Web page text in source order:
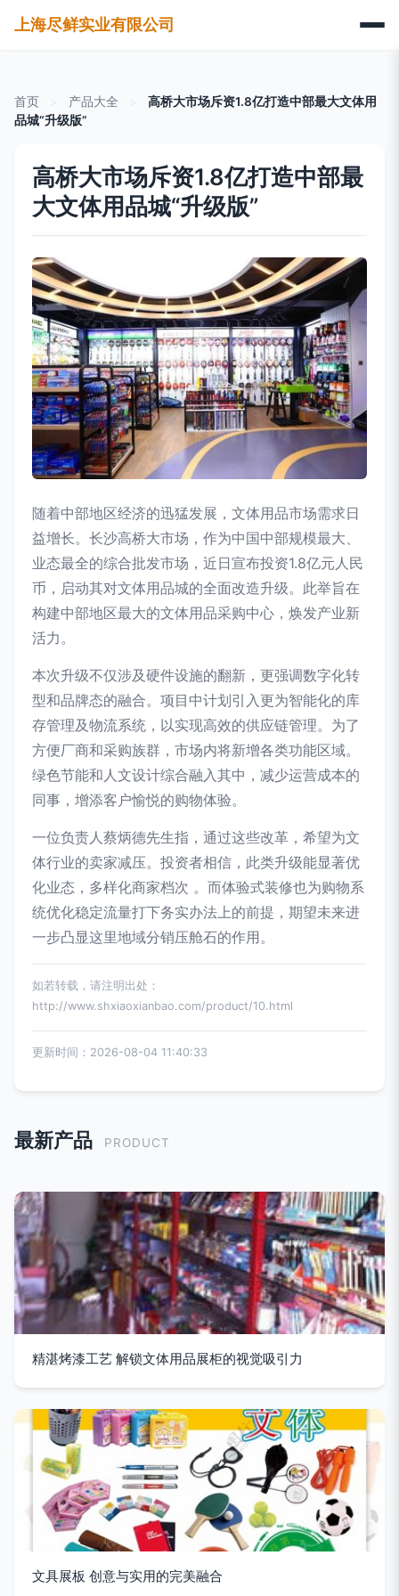
上海尽鲜实业有限公司
首页 产品大全
高桥大市场斥资1.8亿打造中部最大文体用
品城“升级版”
高桥大市场斥资1.8亿打造中部最
大文体用品城“升级版”
随着中部地区经济的迅猛发展，文体用品市场需求日
益增长。长沙高桥大市场，作为中国中部规模最大、
业态最全的综合批发市场，近日宣布投资1.8亿元人民
币，启动其对文体用品城的全面改造升级。此举旨在
构建中部地区最大的文体用品采购中心，焕发产业新
活力。
本次升级不仅涉及硬件设施的翻新，更强调数字化转
型和品牌态的融合。项目中计划引入更为智能化的库
存管理及物流系统，以实现高效的供应链管理。为了
方便厂商和采购族群，市场内将新增各类功能区域。
绿色节能和人文设计综合融入其中，减少运营成本的
同事，增添客户愉悦的购物体验。
一位负责人蔡炳德先生指，通过这些改革，希望为文
体行业的卖家减压。投资者相信，此类升级能显著优
化业态，多样化商家档次 。而体验式装修也为购物系
统优化稳定流量打下务实办法上的前提，期望未来进
一步凸显这里地域分销压舱石的作用。
如若转载，请注明出处：
http://www.shxiaoxianbao.com/product/10.html
更新时间：2026-08-04 11:40:33
最新产品 PRODUCT
精湛烤漆工艺 解锁文体用品展柜的视觉吸引力
文具展板 创意与实用的完美融合